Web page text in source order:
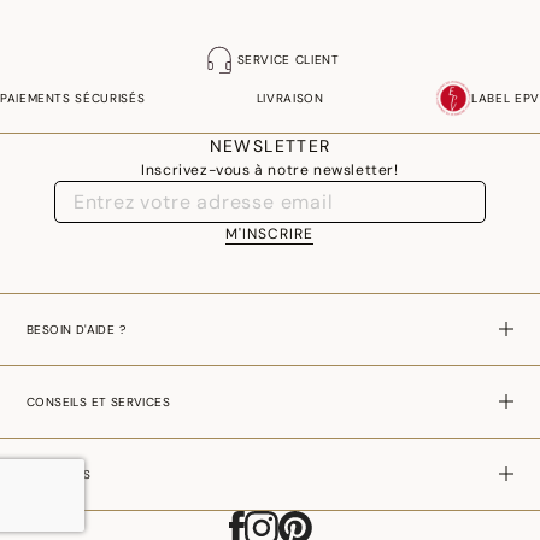
SERVICE CLIENT
PAIEMENTS SÉCURISÉS LIVRAISON LABEL EPV
NEWSLETTER
Inscrivez-vous à notre newsletter!
M'INSCRIRE
BESOIN D'AIDE ?
CONSEILS ET SERVICES
A PROPOS